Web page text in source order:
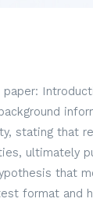
stating that
ultimately
that
format and